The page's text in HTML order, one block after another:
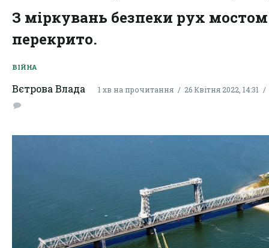
З міркувань безпеки рух мостом
перекрито.
ВІЙНА
Вєтрова Влада 1 хв на прочитання 26 Квітня 2022, 14:31